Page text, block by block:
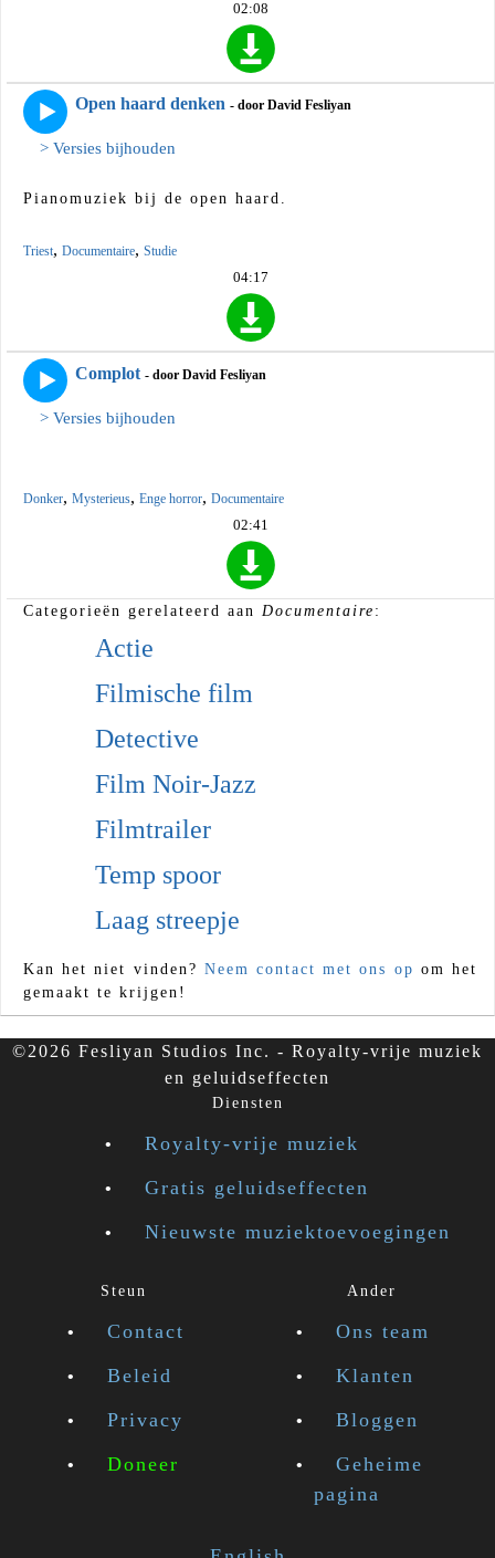
02:08
Open haard denken - door David Fesliyan
> Versies bijhouden
Pianomuziek bij de open haard.
Triest, Documentaire, Studie
04:17
Complot - door David Fesliyan
> Versies bijhouden
Donker, Mysterieus, Enge horror, Documentaire
02:41
Categorieën gerelateerd aan Documentaire :
Actie
Filmische film
Detective
Film Noir-Jazz
Filmtrailer
Temp spoor
Laag streepje
Kan het niet vinden? Neem contact met ons op om het
gemaakt te krijgen!
©2026 Fesliyan Studios Inc. - Royalty-vrije muziek
en geluidseffecten
Diensten
Royalty-vrije muziek
Gratis geluidseffecten
Nieuwste muziektoevoegingen
Steun
Contact
Beleid
Privacy
Doneer
Ander
Ons team
Klanten
Bloggen
Geheime
pagina